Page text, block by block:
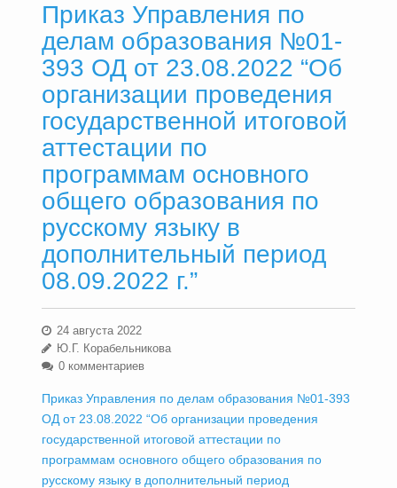
Приказ Управления по
делам образования №01-
393 ОД от 23.08.2022 “Об
организации проведения
государственной итоговой
аттестации по
программам основного
общего образования по
русскому языку в
дополнительный период
08.09.2022 г.”
24 августа 2022
Ю.Г. Корабельникова
0 комментариев
Приказ Управления по делам образования №01-393
ОД от 23.08.2022 “Об организации проведения
государственной итоговой аттестации по
программам основного общего образования по
русскому языку в дополнительный период